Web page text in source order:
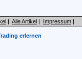
| Alle Artikel | Impressum |
erlernen